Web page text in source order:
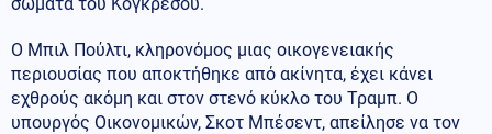
Ο Μπιλ Πούλτι, κληρονόμος μιας οικογενειακής
περιουσίας που αποκτήθηκε από ακίνητα, έχει κάνει
εχθρούς ακόμη και στον στενό κύκλο του Τραμπ. Ο
υπουργός Οικονομικών, Σκοτ Μπέσεντ, απείλησε να τον